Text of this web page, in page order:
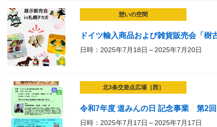
憩いの空間
ドイツ輸入商品および雑貨販売会「樹
日時：2025年7月18日～2025年7月20日
北3条交差点広場［西］
令和7年度 道みんの日 記念事業 第2
日時：2025年7月17日～2025年7月17日